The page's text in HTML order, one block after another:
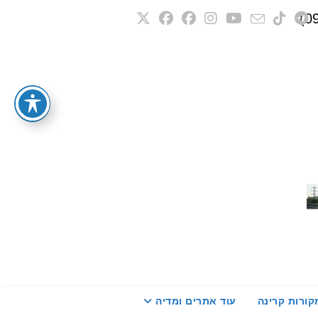
קרינה עוד אתרים ומדיה